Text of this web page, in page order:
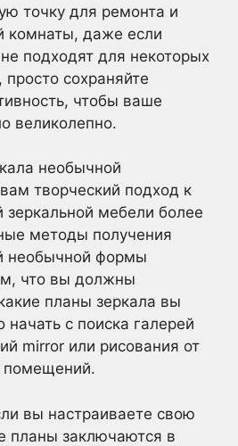
точку для ремонта и
комнаты, даже если
подходят для некоторых
сохраняйте
чтобы ваше
великолепно.
необычной
творческий подход к
мебели более
методы получения
необычной формы
что вы должны
планы зеркала вы
с поиска галерей
mirror или рисования от
помещений.
вы настраиваете свою
планы заключаются в